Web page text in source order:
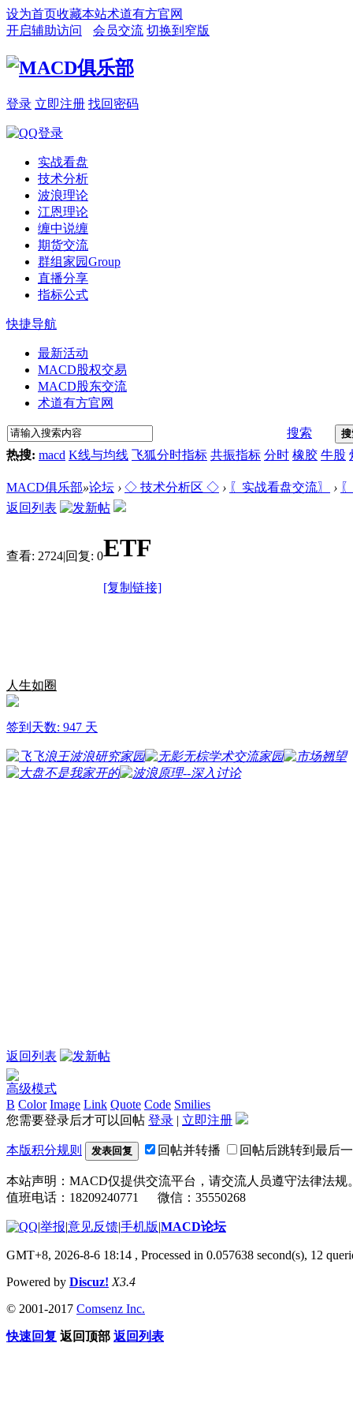
设为首页收藏本站术道有方官网
开启辅助访问
会员交流 切换到窄版
登录 立即注册 找回密码
实战看盘
技术分析
波浪理论
江恩理论
缠中说缠
期货交流
群组家园Group
直播分享
指标公式
快捷导航
最新活动
MACD股权交易
MACD股东交流
术道有方官网
搜索
热搜: macd K线与均线 飞狐分时指标 共振指标 分时 橡胶 牛股
MACD俱乐部»论坛 › ◇ 技术分析区 ◇ › 〖实战看盘交流〗 ›
返回列表
查看: 2724|回复: 0ETF
[复制链接]
人生如圈
签到天数: 947 天
返回列表
高级模式
B Color Image Link Quote Code Smilies
您需要登录后才可以回帖 登录 | 立即注册
本版积分规则 发表回复 回帖并转播 回帖后跳转到最后
本站声明：MACD仅提供交流平台，请交流人员遵守法律法规
值班电话：18209240771 微信：35550268
|举报|意见反馈|手机版|MACD论坛
GMT+8, 2026-8-6 18:14 , Processed in 0.057638 second(s), 12
Powered by Discuz! X3.4
© 2001-2017 Comsenz Inc.
快速回复 返回顶部 返回列表